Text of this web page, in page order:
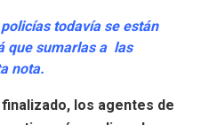
todavía se están
que sumarlas a las
nota.
los agentes de